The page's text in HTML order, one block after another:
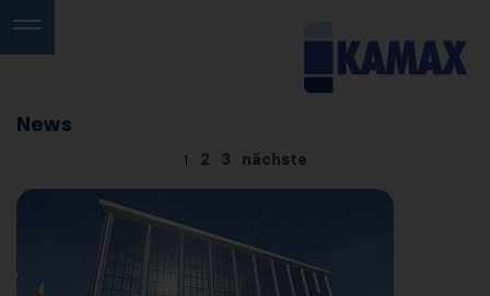
News
1 2 3 nächste